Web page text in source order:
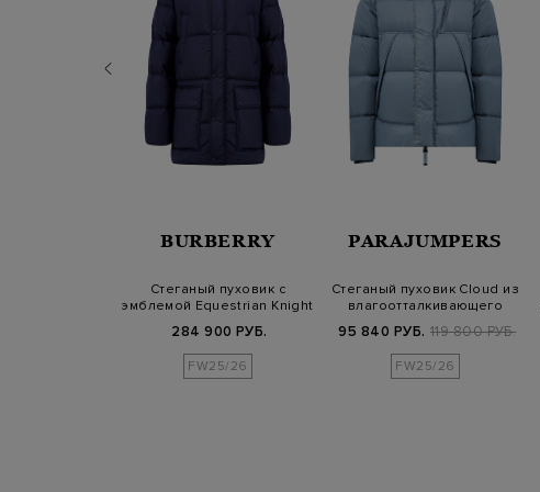
BURBERRY
Стеганый пуховик с
эмблемой Equestrian Knight
284 900 РУБ.
FW25/26
PARAJUMPERS
Стеганый пуховик Cloud из
влагоотталкивающего
95 840 РУБ. 119 800 РУБ.
FW25/26